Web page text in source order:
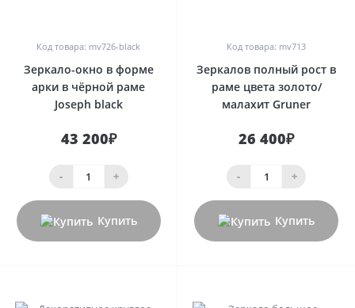
Код товара: mv726-black
Зеркало-окно в форме
арки в чёрной раме
Joseph black
43 200₽
- +
Купить
Код товара: mv713
Зеркалов полный рост в
раме цвета золото/
малахит Gruner
26 400₽
- +
Купить